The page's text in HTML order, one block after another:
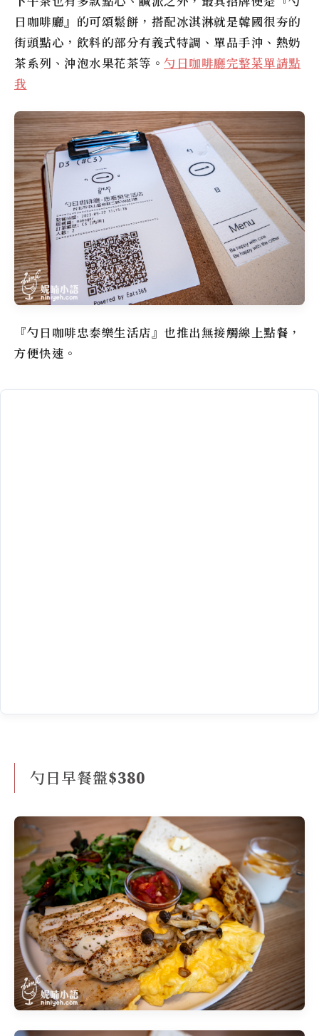
日咖啡廳』的可頌鬆餅，搭配冰淇淋就是韓國很夯的
街頭點心，飲料的部分有義式特調、單品手沖、熱奶
茶系列、沖泡水果花茶等。 勺日咖啡廳完整菜單請點
我
『勺日咖啡忠泰樂生活店』也推出無接觸線上點餐，
方便快速。
勺日早餐盤$380